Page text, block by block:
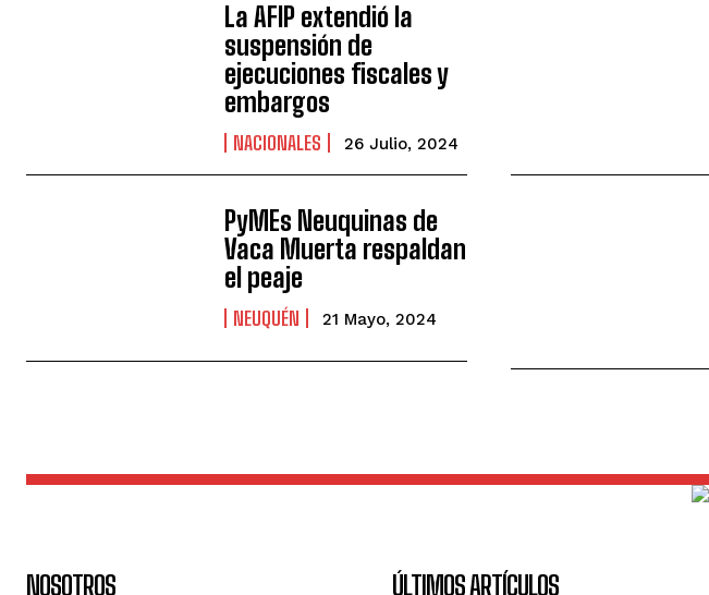
La AFIP extendió la
suspensión de
ejecuciones fiscales y
embargos
NACIONALES 26 Julio, 2024
PyMEs Neuquinas de
Vaca Muerta respaldan
el peaje
NEUQUÉN 21 Mayo, 2024
NOSOTROS ÚLTIMOS ARTÍCULOS